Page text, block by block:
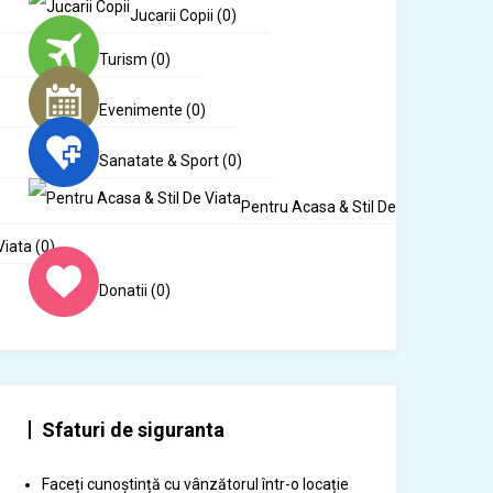
Jucarii Copii (0)
Turism (0)
Evenimente (0)
Sanatate & Sport(0)
Pentru Acasa & Stil De
(0)
Donatii (0)
Sfaturi de siguranta
Faceți cunoștință cu vânzătorul într-o locație